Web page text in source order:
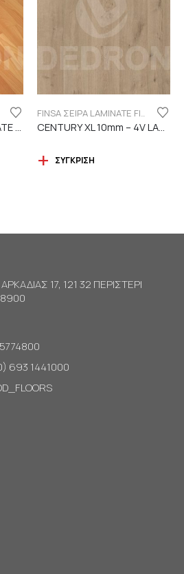
ΣΎΓΚΡΙΣΗ
ΑΡΚΑΔΙΑΣ 17, 121 32 ΠΕΡΙΣΤΕΡΙ
693 1441000